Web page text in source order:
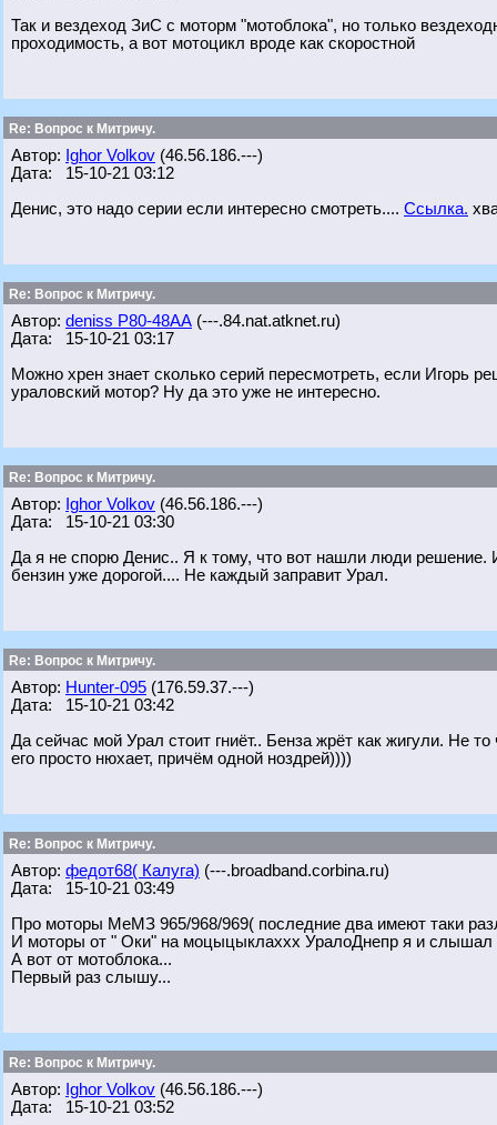
Так и вездеход ЗиС с моторм "мотоблока", но только
проходимость, а вот мотоцикл вроде как скоростной
Re: Вопрос к Митричу.
Автор: Ighor Volkov (46.56.186.---)
Дата: 15-10-21 03:12
Денис, это надо серии если интересно смотреть.... Ссылка.
Re: Вопрос к Митричу.
Автор: deniss Р80-48АА (---.84.nat.atknet.ru)
Дата: 15-10-21 03:17
Можно хрен знает сколько серий пересмотреть, если Игорь
ураловский мотор? Ну да это уже не интересно.
Re: Вопрос к Митричу.
Автор: Ighor Volkov (46.56.186.---)
Дата: 15-10-21 03:30
Да я не спорю Денис.. Я к тому, что вот нашли люди
бензин уже дорогой.... Не каждый заправит Урал.
Re: Вопрос к Митричу.
Автор: Hunter-095 (176.59.37.---)
Дата: 15-10-21 03:42
Да сейчас мой Урал стоит гниёт.. Бенза жрёт как жигули. Не
его просто нюхает, причём одной ноздрей))))
Re: Вопрос к Митричу.
Автор: федот68( Калуга) (---.broadband.corbina.ru)
Дата: 15-10-21 03:49
Про моторы МеМЗ 965/968/969( последние два имеют таки
И моторы от " Оки" на моцыцыклаххх УралоДнепр я и слышал
А вот от мотоблока...
Первый раз слышу...
Re: Вопрос к Митричу.
Автор: Ighor Volkov (46.56.186.---)
Дата: 15-10-21 03:52